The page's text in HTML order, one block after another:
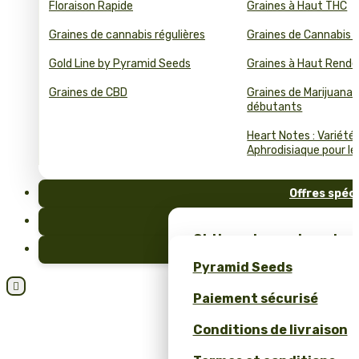
Floraison Rapide
Graines de cannabis régulières
Gold Line by Pyramid Seeds
Graines de CBD
Graines à Haut THC
Graines de Cannabis
Graines à Haut
Graines de Marijuana
débutants
Heart Notes :
Aphrodisiaque pour le
Offres
Obtiens des graines de
Pyramid Seeds !
Obtenez 10 % de
Calculateur de Prix pour
Pyramid Seeds
Paiement sécurisé
Conditions de livraison
